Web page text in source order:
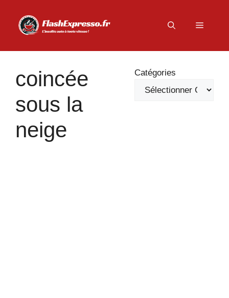
contenu
Menu
coincée
sous la
neige
Catégories